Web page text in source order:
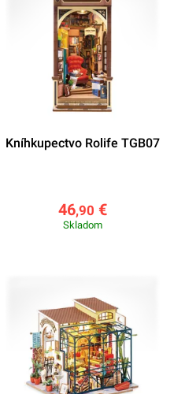
Kníhkupectvo Rolife TGB07
46,90 €
Skladom